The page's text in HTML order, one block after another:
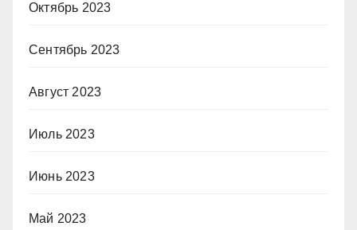
Октябрь 2023
Сентябрь 2023
Август 2023
Июль 2023
Июнь 2023
Май 2023